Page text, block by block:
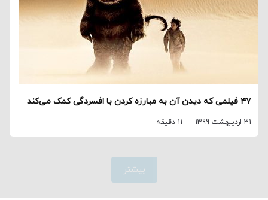
۴۷ فیلمی که دیدن آن‌ به مبارزه کردن با افسردگی کمک می‌کند
31 اردیبهشت 1399 11 دقیقه
بیشتر